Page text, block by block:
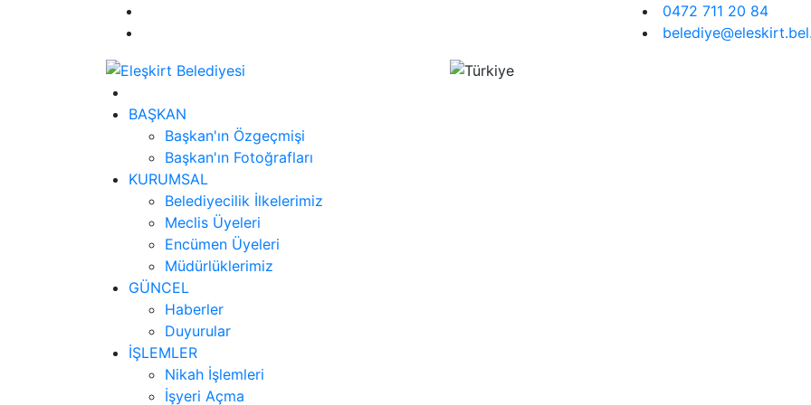
0472 711 20 84
BAŞKAN
Başkan'ın Özgeçmişi
Başkan'ın Fotoğrafları
KURUMSAL
Belediyecilik İlkelerimiz
Meclis Üyeleri
Encümen Üyeleri
Müdürlüklerimiz
GÜNCEL
Haberler
Duyurular
İŞLEMLER
Nikah İşlemleri
İşyeri Açma